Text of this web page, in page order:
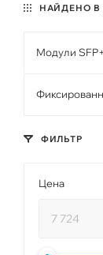
НАЙДЕНО В
Модули SFP+
ФИЛЬТР
Цена